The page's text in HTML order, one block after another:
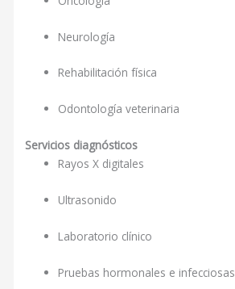
Neurología
Rehabilitación física
Odontología veterinaria
Servicios diagnósticos
Rayos X digitales
Ultrasonido
Laboratorio clínico
Pruebas hormonales e infecciosas